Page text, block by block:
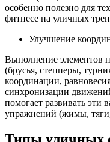
особенно полезно для
фитнесе на уличных
Улучшение
Выполнение элементов
(брусья, степперы,
координации,
синхронизации
помогает развивать
упражнений (жимы,